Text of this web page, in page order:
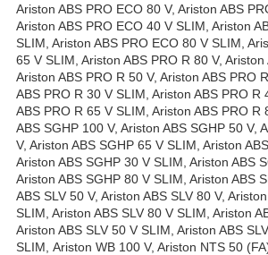
Ariston ABS PRO ECO 80 V, Ariston ABS
Ariston ABS PRO ECO 40 V SLIM, Ariston
SLIM, Ariston ABS PRO ECO 80 V SLIM,
65 V SLIM, Ariston ABS PRO R 80 V, Ariston
Ariston ABS PRO R 50 V, Ariston ABS PRO
ABS PRO R 30 V SLIM, Ariston ABS PRO R
ABS PRO R 65 V SLIM, Ariston ABS PRO R
ABS SGHP 100 V, Ariston ABS SGHP 50 V,
V, Ariston ABS SGHP 65 V SLIM, Ariston
Ariston ABS SGHP 30 V SLIM, Ariston ABS
Ariston ABS SGHP 80 V SLIM, Ariston ABS
ABS SLV 50 V, Ariston ABS SLV 80 V,
SLIM, Ariston ABS SLV 80 V SLIM, Ariston
Ariston ABS SLV 50 V SLIM, Ariston ABS
SLIM, Ariston WB 100 V, Ariston NTS 50